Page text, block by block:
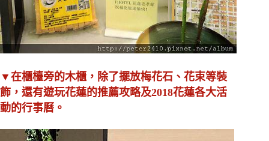
▼在櫃檯旁的木櫃，除了擺放梅花石、花束等裝
飾，還有遊玩花蓮的推薦攻略及2018花蓮各大活
動的行事曆。